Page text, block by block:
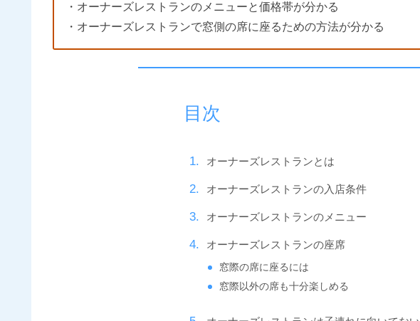
・オーナーズレストランのメニューと価格帯が分かる
・オーナーズレストランで窓側の席に座るための方法が分かる
目次
オーナーズレストランとは
オーナーズレストランの入店条件
オーナーズレストランのメニュー
オーナーズレストランの座席
窓際の席に座るには
窓際以外の席も十分楽しめる